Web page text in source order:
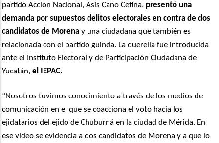
partido Acción Nacional, Asis Cano Cetina, presentó una
demanda por supuestos delitos electorales en contra de dos
candidatos de Morena y una ciudadana que también es
relacionada con el partido guinda. La querella fue introducida
ante el Instituto Electoral y de Participación Ciudadana de
Yucatán,el IEPAC.
“Nosotros tuvimos conocimiento a través de los medios de
comunicación en el que se coacciona el voto hacia los
ejidatarios del ejido de Chuburná en la ciudad de Mérida. En
ese video se evidencia a dos candidatos de Morena y a que lo